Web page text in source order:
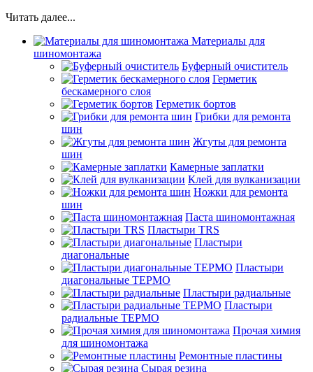
Читать далее...
Материалы для
шиномонтажа
Буферный очиститель
Герметик
бескамерного слоя
Герметик бортов
Грибки для ремонта
шин
Жгуты для ремонта
шин
Камерные заплатки
Клей для вулканизации
Ножки для ремонта
шин
Паста шиномонтажная
Пластыри TRS
Пластыри
диагональные
Пластыри
диагональные ТЕРМО
Пластыри радиальные
Пластыри
радиальные ТЕРМО
Прочая химия
для шиномонтажа
Ремонтные пластины
Сырая резина